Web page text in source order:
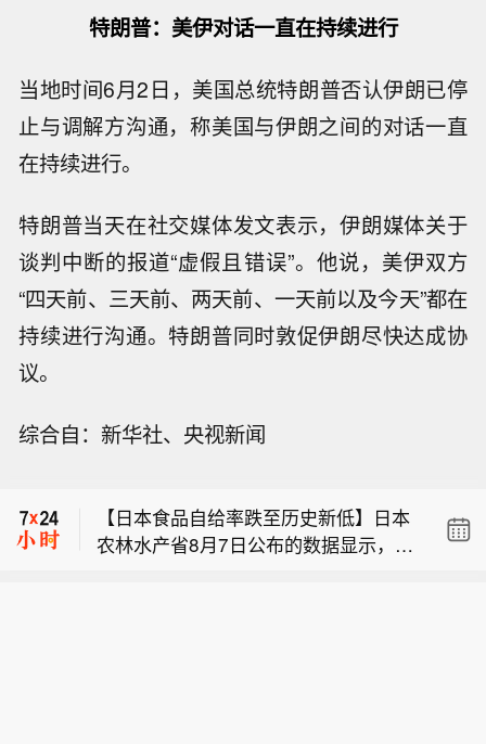
特朗普：美伊对话一直在持续进行
当地时间6月2日，美国总统特朗普否认伊朗已停
止与调解方沟通，称美国与伊朗之间的对话一直
在持续进行。
特朗普当天在社交媒体发文表示，伊朗媒体关于
谈判中断的报道“虚假且错误”。他说，美伊双方
“四天前、三天前、两天前、一天前以及今天”都在
持续进行沟通。特朗普同时敦促伊朗尽快达成协
议。
综合自：新华社、央视新闻
人机袭击了一个未处理的石脑油罐，导
任公司）正在召回部分美国市场车型，
本次召回范围内车辆存在安全带无法回
【日本食品自给率跌至历史新低】日本
农林水产省8月7日公布的数据显示，20